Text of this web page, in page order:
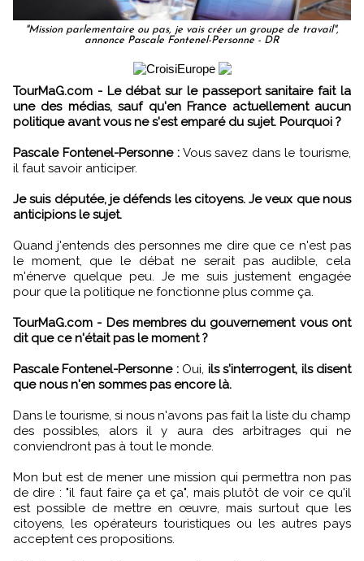
"Mission parlementaire ou pas, je vais créer un groupe de travail",
annonce Pascale Fontenel-Personne - DR
TourMaG.com - Le débat sur le passeport sanitaire fait la
une des médias, sauf qu'en France actuellement aucun
politique avant vous ne s'est emparé du sujet. Pourquoi ?
Pascale Fontenel-Personne :Vous savez dans le tourisme,
il faut savoir anticiper.
Je suis députée, je défends les citoyens. Je veux que nous
anticipions le sujet.
Quand j'entends des personnes me dire que ce n'est pas
le moment, que le débat ne serait pas audible, cela
m'énerve quelque peu. Je me suis justement engagée
pour que la politique ne fonctionne plus comme ça.
TourMaG.com - Des membres du gouvernement vous ont
dit que ce n'était pas le moment ?
Pascale Fontenel-Personne :Oui, ils s'interrogent, ils disent
que nous n'en sommes pas encore là.
Dans le tourisme, si nous n'avons pas fait la liste du champ
des possibles, alors il y aura des arbitrages qui ne
conviendront pas à tout le monde.
Mon but est de mener une mission qui permettra non pas
de dire : "il faut faire ça et ça", mais plutôt de voir ce qu'il
est possible de mettre en œuvre, mais surtout que les
citoyens, les opérateurs touristiques ou les autres pays
acceptent ces propositions.